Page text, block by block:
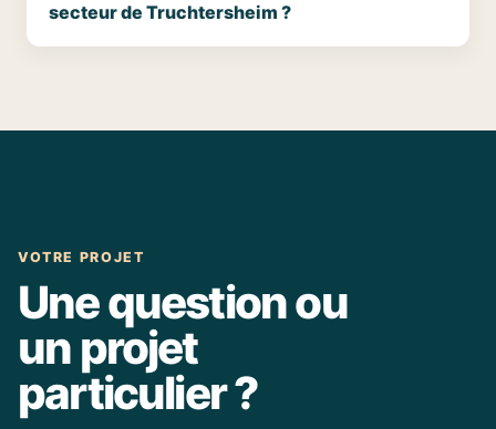
secteur de Truchtersheim ?
VOTRE PROJET
Une question ou
un projet
particulier ?